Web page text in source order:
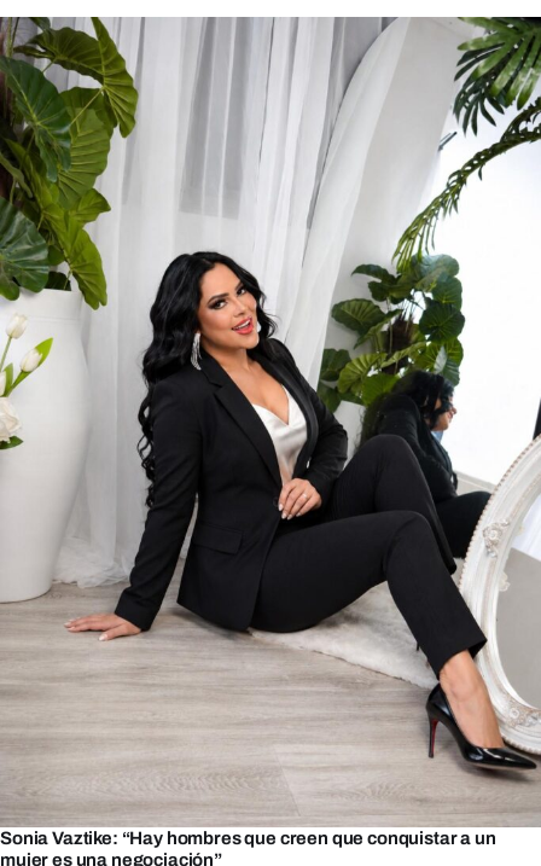
Sonia Vaztike: “Hay hombres que creen que conquistar a un
mujer es una negociación”